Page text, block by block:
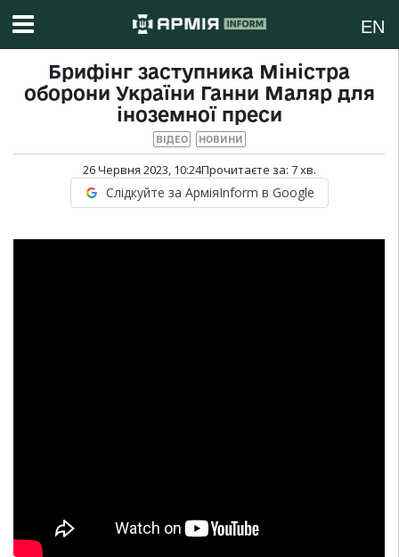
EN
Брифінг заступника Міністра
оборони України Ганни Маляр для
іноземної преси
ВІДЕО НОВИНИ
26 Червня 2023, 10:24Прочитаєте за: 7хв.
Слідкуйте за АрміяInform в Google